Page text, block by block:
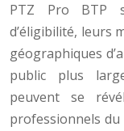
PTZ Pro BTP
d’éligibilité, leurs
géographiques
public plus
peuvent se
professionnels du